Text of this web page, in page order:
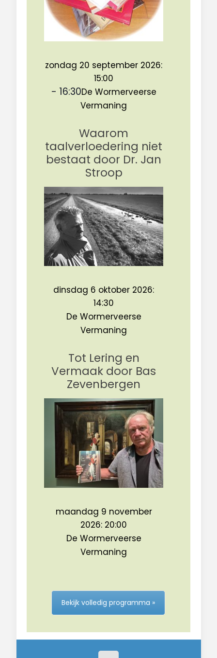
zondag 20 september 2026:
15:00
- 16:30De Wormerveerse
Vermaning
Waarom
taalverloedering niet
bestaat door Dr. Jan
Stroop
dinsdag 6 oktober 2026:
14:30
De Wormerveerse
Vermaning
Tot Lering en
Vermaak door Bas
Zevenbergen
maandag 9 november
2026: 20:00
De Wormerveerse
Vermaning
Bekijk volledig programma »